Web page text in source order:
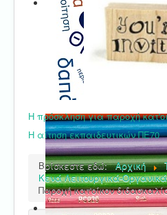
Η πρόσκληση για παροχή
Η αίτηση εκπαιδευτικών ΠΕ70
Βρίσκεστε εδώ: Αρχική
Κενά Λειτουργικά-Οργανικά
Παροχή κατ'οίκον